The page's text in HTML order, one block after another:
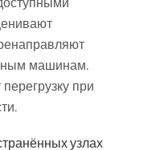
машинам.
при
узлах